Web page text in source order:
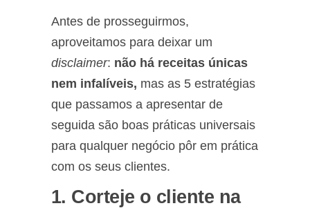
Antes de prosseguirmos,
aproveitamos para deixar um
disclaimer: não há receitas únicas
nem infalíveis, mas as 5 estratégias
que passamos a apresentar de
seguida são boas práticas universais
para qualquer negócio pôr em prática
com os seus clientes.
1. Corteje o cliente na